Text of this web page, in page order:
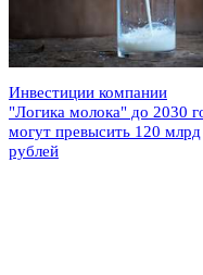
Инвестиции компании
"Логика молока" до 2030
могут превысить 120 млрд
рублей